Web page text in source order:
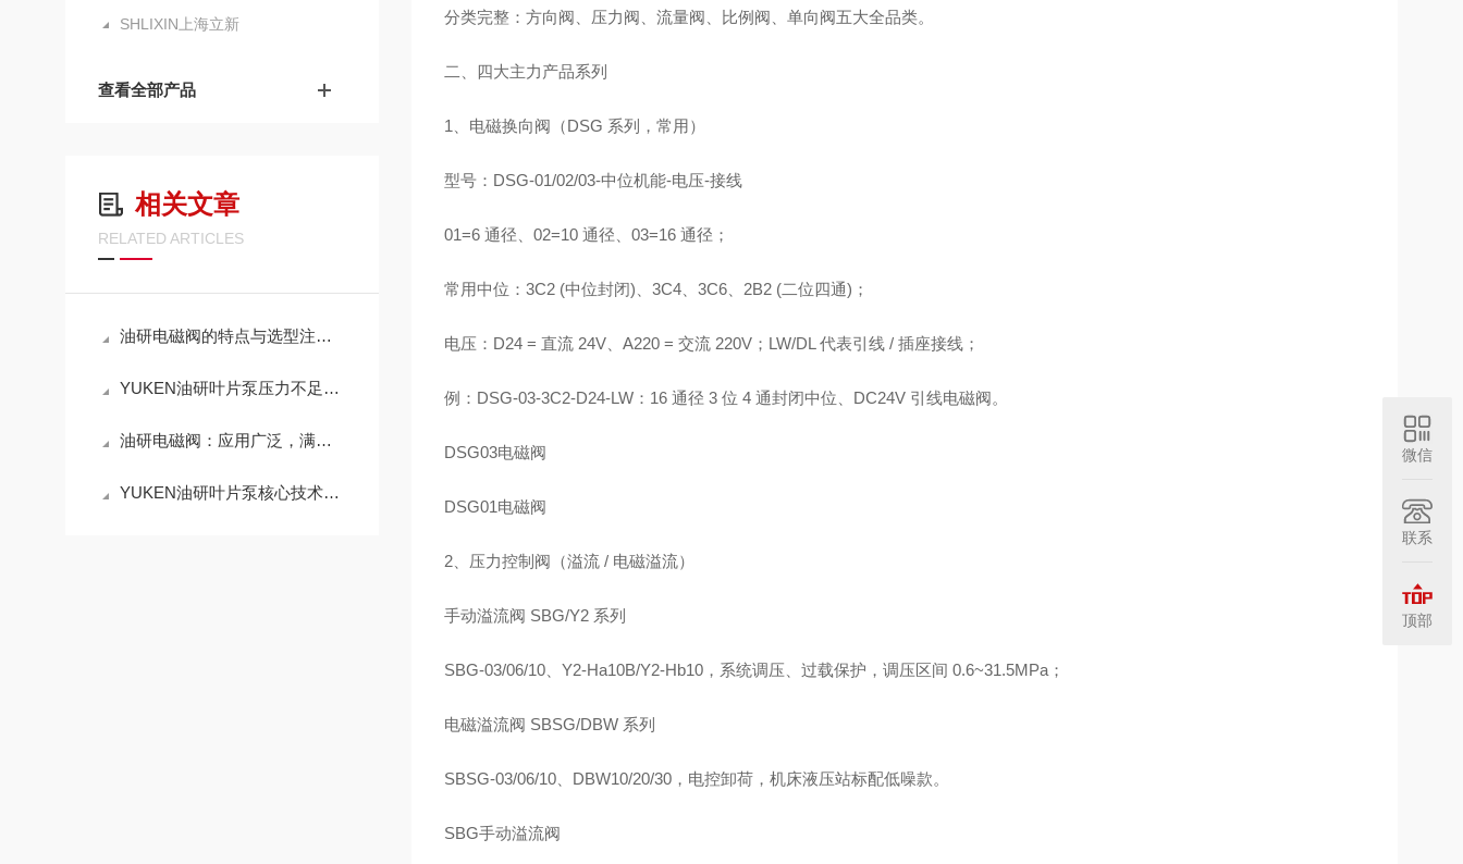
SHLIXIN上海立新
查看全部产品
相关文章
RELATED ARTICLES
油研电磁阀的特点与选型注意事项
YUKEN油研叶片泵压力不足、噪音过大解决方案
油研电磁阀：应用广泛，满足多种流体控制需求
YUKEN油研叶片泵核心技术解析：如何实现高效稳定的液压动力输出？
分类完整：方向阀、压力阀、流量阀、比例阀、单向阀五大全品类。
二、四大主力产品系列
1、电磁换向阀（DSG 系列，常用）
型号：DSG‑01/02/03‑中位机能‑电压‑接线
01=6 通径、02=10 通径、03=16 通径；
常用中位：3C2 (中位封闭)、3C4、3C6、2B2 (二位四通)；
电压：D24 = 直流 24V、A220 = 交流 220V；LW/DL 代表引线 / 插座接线；
例：DSG‑03‑3C2‑D24‑LW：16 通径 3 位 4 通封闭中位、DC24V 引线电磁阀。
DSG03电磁阀
DSG01电磁阀
2、压力控制阀（溢流 / 电磁溢流）
手动溢流阀 SBG/Y2 系列
SBG‑03/06/10、Y2‑Ha10B/Y2‑Hb10，系统调压、过载保护，调压区间 0.6~31.5MPa；
电磁溢流阀 SBSG/DBW 系列
SBSG‑03/06/10、DBW10/20/30，电控卸荷，机床液压站标配低噪款。
SBG手动溢流阀
微信
联系
顶部